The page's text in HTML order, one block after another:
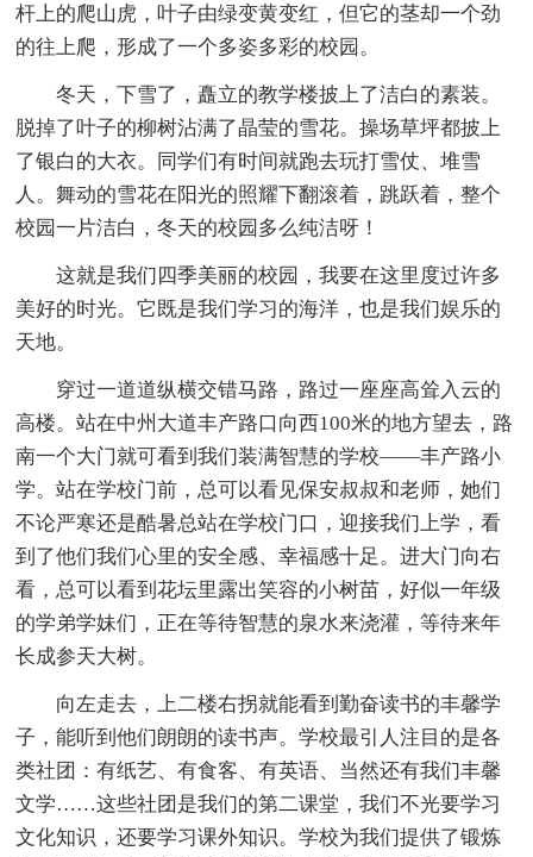
杆上的爬山虎，叶子由绿变黄变红，但它的茎却一个劲
的往上爬，形成了一个多姿多彩的校园。
冬天，下雪了，矗立的教学楼披上了洁白的素装。
脱掉了叶子的柳树沾满了晶莹的雪花。操场草坪都披上
了银白的大衣。同学们有时间就跑去玩打雪仗、堆雪
人。舞动的雪花在阳光的照耀下翻滚着，跳跃着，整个
校园一片洁白，冬天的校园多么纯洁呀！
这就是我们四季美丽的校园，我要在这里度过许多
美好的时光。它既是我们学习的海洋，也是我们娱乐的
天地。
穿过一道道纵横交错马路，路过一座座高耸入云的
高楼。站在中州大道丰产路口向西100米的地方望去，路
南一个大门就可看到我们装满智慧的学校——丰产路小
学。站在学校门前，总可以看见保安叔叔和老师，她们
不论严寒还是酷暑总站在学校门口，迎接我们上学，看
到了他们我们心里的安全感、幸福感十足。进大门向右
看，总可以看到花坛里露出笑容的小树苗，好似一年级
的学弟学妹们，正在等待智慧的泉水来浇灌，等待来年
长成参天大树。
向左走去，上二楼右拐就能看到勤奋读书的丰馨学
子，能听到他们朗朗的读书声。学校最引人注目的是各
类社团：有纸艺、有食客、有英语、当然还有我们丰馨
文学……这些社团是我们的第二课堂，我们不光要学习
文化知识，还要学习课外知识。学校为我们提供了锻炼